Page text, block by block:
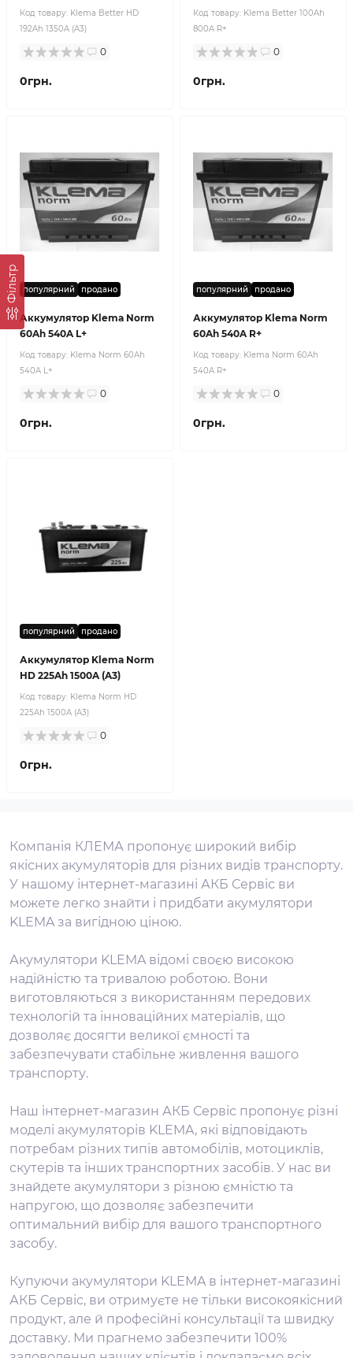
Фільтр
Код товару: Klema Better HD
192Ah 1350A (A3)
0
0грн.
Код товару: Klema Better 100Ah
800A R+
0
0грн.
популярний продано
Аккумулятор Klema Norm
60Ah 540A L+
Код товару: Klema Norm 60Ah
540A L+
0
0грн.
популярний продано
Аккумулятор Klema Norm
60Ah 540A R+
Код товару: Klema Norm 60Ah
540A R+
0
0грн.
популярний продано
Аккумулятор Klema Norm
HD 225Ah 1500A (A3)
Код товару: Klema Norm HD
225Ah 1500A (A3)
0
0грн.
Компанія КЛЕМА пропонує широкий вибір
якісних акумуляторів для різних видів транспорту.
У нашому інтернет-магазині АКБ Сервіс ви
можете легко знайти і придбати акумулятори
KLEMA за вигідною ціною.
Акумулятори KLEMA відомі своєю високою
надійністю та тривалою роботою. Вони
виготовляються з використанням передових
технологій та інноваційних матеріалів, що
дозволяє досягти великої ємності та
забезпечувати стабільне живлення вашого
транспорту.
Наш інтернет-магазин АКБ Сервіс пропонує різні
моделі акумуляторів KLEMA, які відповідають
потребам різних типів автомобілів, мотоциклів,
скутерів та інших транспортних засобів. У нас ви
знайдете акумулятори з різною ємністю та
напругою, що дозволяє забезпечити
оптимальний вибір для вашого транспортного
засобу.
Купуючи акумулятори KLEMA в інтернет-магазині
АКБ Сервіс, ви отримуєте не тільки високоякісний
продукт, але й професійні консультації та швидку
доставку. Ми прагнемо забезпечити 100%